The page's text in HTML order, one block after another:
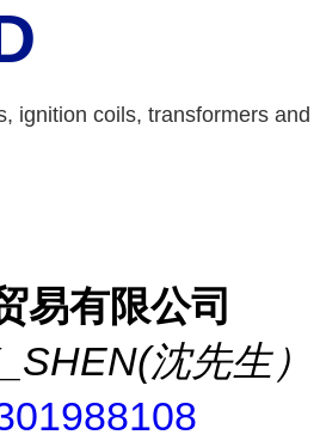
ignition coils, transformers and
易有限公司
沈先生）